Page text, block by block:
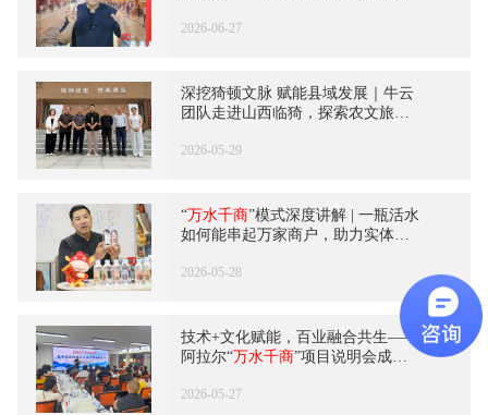
2026-06-27
深挖猗顿文脉 赋能县域发展｜牛云
团队走进山西临猗，探索农文旅商
2026-05-29
“万水千商”模式深度讲解 | 一瓶活水
如何能串起万家商户，助力实体突
2026-05-28
技术+文化赋能，百业融合共生——
阿拉尔“万水千商”项目说明会成功
2026-05-27